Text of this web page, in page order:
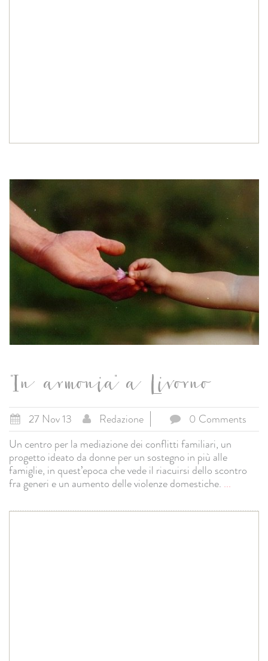
"In armonia" a Livorno
27 Nov 13 Redazione
0 Comments
Un centro per la mediazione dei conflitti familiari, un
progetto ideato da donne per un sostegno in più alle
famiglie, in quest’epoca che vede il riacuirsi dello scontro
fra generi e un aumento delle violenze domestiche. ...